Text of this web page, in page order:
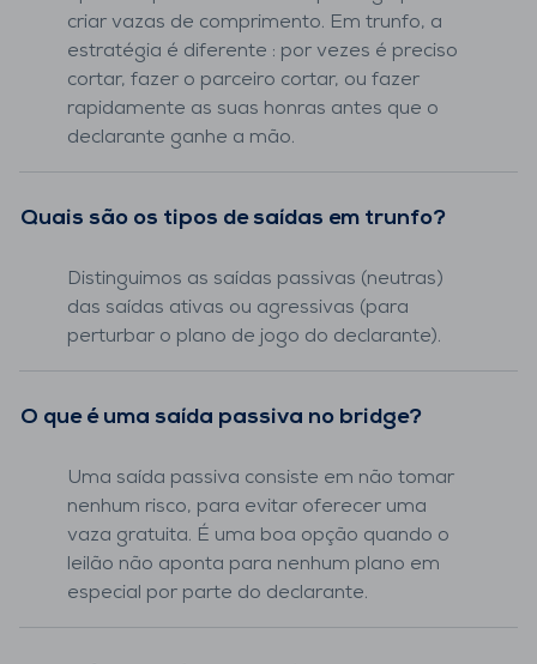
criar vazas de comprimento. Em trunfo, a
estratégia é diferente : por vezes é preciso
cortar, fazer o parceiro cortar, ou fazer
rapidamente as suas honras antes que o
declarante ganhe a mão.
Quais são os tipos de saídas em trunfo?
Distinguimos as saídas passivas (neutras)
das saídas ativas ou agressivas (para
perturbar o plano de jogo do declarante).
O que é uma saída passiva no bridge?
Uma saída passiva consiste em não tomar
nenhum risco, para evitar oferecer uma
vaza gratuita. É uma boa opção quando o
leilão não aponta para nenhum plano em
especial por parte do declarante.